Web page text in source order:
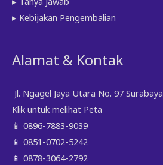
▸ Kebijakan Pengembalian
Alamat & Kontak
Jl. Ngagel Jaya Utara No. 97 Surabaya
Klik untuk melihat Peta
📱 0896-7883-9039
📱 0851-0702-5242
📱 0878-3064-2792